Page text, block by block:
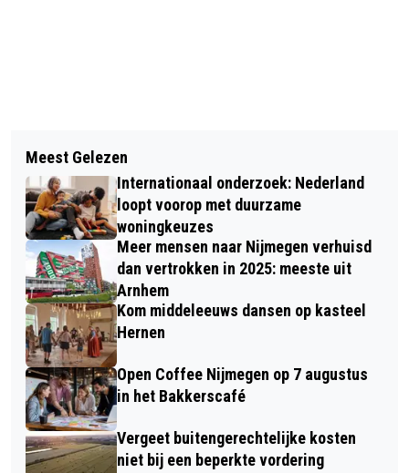
PINKSTERUITJE: DE MOOISTE
NATIONALE PARKEN OVER DE GRENS
VANAF NIJMEGEN
KOM MET PINKSTEREN BUURTEN BIJ
DE BOER IN GELDERLAND!
Meest Gelezen
Internationaal onderzoek: Nederland
loopt voorop met duurzame
woningkeuzes
Meer mensen naar Nijmegen verhuisd
dan vertrokken in 2025: meeste uit
Arnhem
Kom middeleeuws dansen op kasteel
Hernen
Open Coffee Nijmegen op 7 augustus
in het Bakkerscafé
Vergeet buitengerechtelijke kosten
niet bij een beperkte vordering